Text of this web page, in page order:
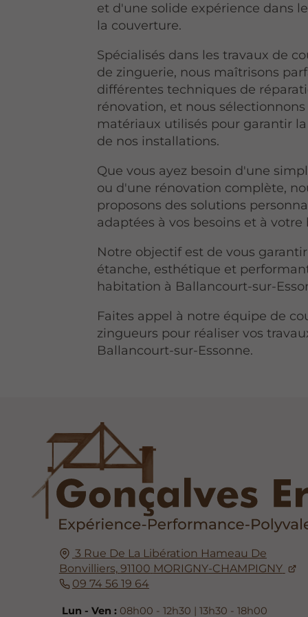
et d'une solide expérience dans
la couverture.
Spécialisés dans les travaux de
de zinguerie, nous maîtrisons
différentes techniques de
rénovation, et nous sélectionnons
matériaux utilisés pour garantir
de nos installations.
Que vous ayez besoin d'une
ou d'une rénovation complète,
proposons des solutions
adaptées à vos besoins et à votre
Notre objectif est de vous
étanche, esthétique et
habitation à Ballancourt-sur-
Faites appel à notre équipe de
zingueurs pour réaliser vos
Ballancourt-sur-Essonne.
3 Rue De La Libération Hameau De
Bonvilliers, 91100 MORIGNY-CHAMPIGNY
09 74 56 19 64
Lun - Ven : 08h00 - 12h30 | 13h30 - 18h00